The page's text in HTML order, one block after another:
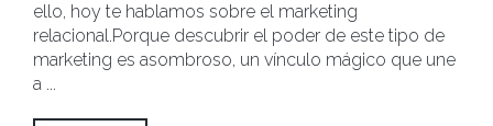
ello, hoy te hablamos sobre el marketing
relacional.Porque descubrir el poder de este tipo de
marketing es asombroso, un vínculo mágico que une
a ...